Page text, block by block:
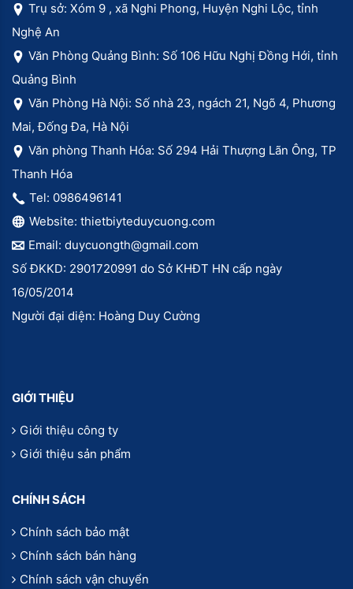
Trụ sở: Xóm 9 , xã Nghi Phong, Huyện Nghi Lộc, tỉnh
Nghệ An
Văn Phòng Quảng Bình: Số 106 Hữu Nghị Đồng Hới, tỉnh
Quảng Bình
Văn Phòng Hà Nội: Số nhà 23, ngách 21, Ngõ 4, Phương
Mai, Đống Đa, Hà Nội
Văn phòng Thanh Hóa: Số 294 Hải Thượng Lãn Ông, TP
Thanh Hóa
Tel: 0986496141
Website: thietbiyteduycuong.com
Email: duycuongth@gmail.com
Số ĐKKD: 2901720991 do Sở KHĐT HN cấp ngày
16/05/2014
Người đại diện: Hoàng Duy Cường
GIỚI THIỆU
Giới thiệu công ty
Giới thiệu sản phẩm
CHÍNH SÁCH
Chính sách bảo mật
Chính sách bán hàng
Chính sách vận chuyển